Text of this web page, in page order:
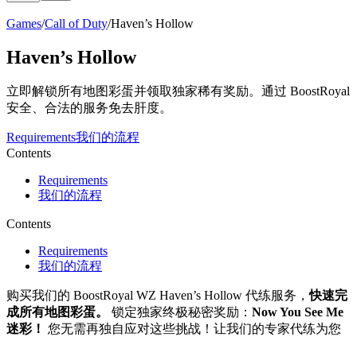
Games/Call of Duty/Haven’s Hollow
Haven’s Hollow
立即解锁所有地图彩蛋并领取独家稀有奖励。通过 BoostRoyal
安全、合法的服务免去肝度。
Requirements我们的流程
Contents
Requirements
我们的流程
Contents
Requirements
我们的流程
购买我们的 BoostRoyal WZ Haven’s Hollow 代练服务，快速完
成所有地图彩蛋。
锁定独家终极秘密奖励： Now You See Me
迷彩！ 您无需再独自应对这些挑战！让我们的专家代练为您